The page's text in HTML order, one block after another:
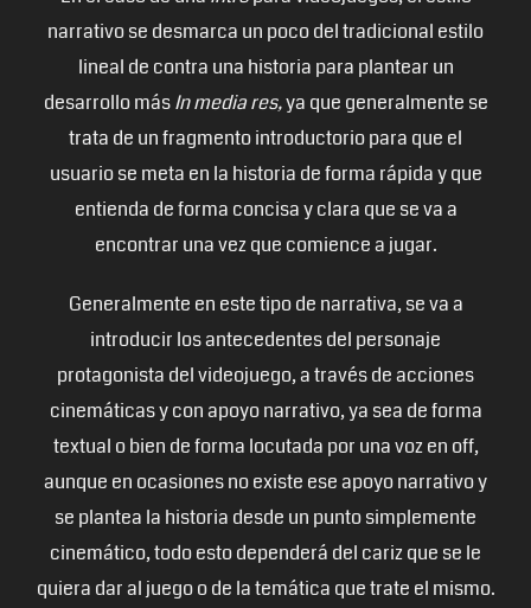
narrativo se desmarca un poco del tradicional estilo
lineal de contra una historia para plantear un
desarrollo másIn media res,ya que generalmente se
trata de un fragmento introductorio para que el
usuario se meta en la historia de forma rápida y que
entienda de forma concisa y clara que se va a
encontrar una vez que comience a jugar.
Generalmente en este tipo de narrativa, se va a
introducir los antecedentes del personaje
protagonista del videojuego, a través de acciones
cinemáticas y con apoyo narrativo, ya sea de forma
textual o bien de forma locutada por una voz en off,
aunque en ocasiones no existe ese apoyo narrativo y
se plantea la historia desde un punto simplemente
cinemático, todo esto dependerá del cariz que se le
quiera dar al juego o de la temática que trate el mismo.